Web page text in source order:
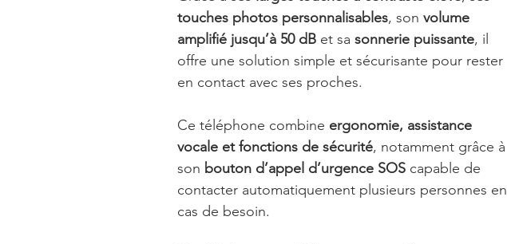
touches photos personnalisables, son volume
amplifié jusqu’à 50 dB et sa sonnerie puissante, il
offre une solution simple et sécurisante pour rester
en contact avec ses proches.
Ce téléphone combine ergonomie, assistance
vocale et fonctions de sécurité, notamment grâce à
son bouton d’appel d’urgence SOS capable de
contacter automatiquement plusieurs personnes en
cas de besoin.